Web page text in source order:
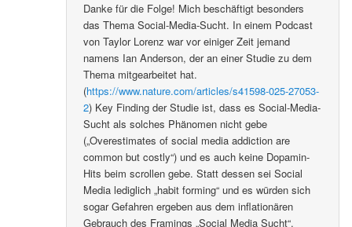
Danke für die Folge! Mich beschäftigt besonders
das Thema Social-Media-Sucht. In einem Podcast
von Taylor Lorenz war vor einiger Zeit jemand
namens Ian Anderson, der an einer Studie zu dem
Thema mitgearbeitet hat.
(https://www.nature.com/articles/s41598-025-27053-
2) Key Finding der Studie ist, dass es Social-Media-
Sucht als solches Phänomen nicht gebe
(„Overestimates of social media addiction are
common but costly“) und es auch keine Dopamin-
Hits beim scrollen gebe. Statt dessen sei Social
Media lediglich „habit forming“ und es würden sich
sogar Gefahren ergeben aus dem inflationären
Gebrauch des Framings „Social Media Sucht“.